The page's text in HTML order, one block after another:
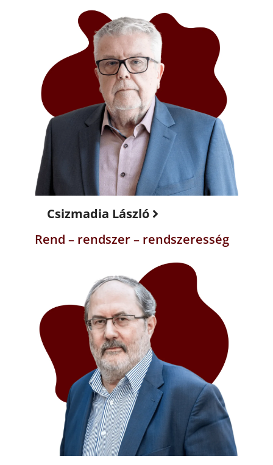
Csizmadia László
Rend – rendszer – rendszeresség